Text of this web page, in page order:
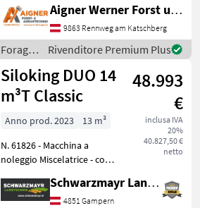
Anzahl der Messer: 8 ▶
Gewicht: 1.500 kg ▶
Bodenplattenstärke: 10
mm ▶ Wandplattenstä
Aigner Werner Forst und Agrartechnik
9863 Rennweg am Katschberg
Foraggiamento
/
Hofman
Rivenditore Premium Plus
Siloking DUO 14
m³T Classic
48.993
€
inclusa IVA
20%
40.827,50 €
netto
Anno prod. 2023
13 m³
N. 61826 - Macchina a
noleggio Miscelatrice - con
Siloking DG400 - con
comando tramite
Schwarzmayr Landtechnik GmbH - Gampern
4851 Gampern